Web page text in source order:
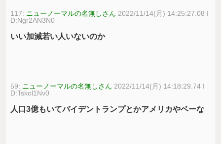
117: ニューノーマルの名無しさん 2022/11/14(月) 14:25:27.08 I
D:Ngr2AN3N0
いい加減若い人いないのか
59: ニューノーマルの名無しさん 2022/11/14(月) 14:18:29.74 I
D:Tskol1Nv0
人口3億もいてバイデントランプとかアメリカやベーな